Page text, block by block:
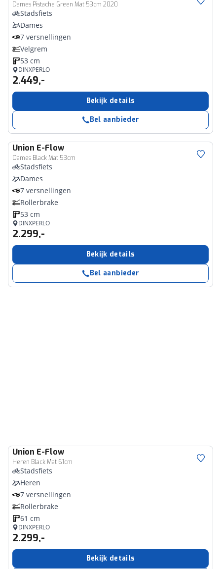
Dames Pistache Green Mat 53cm 2020
Stadsfiets
Dames
7 versnellingen
Velgrem
53 cm
DINXPERLO
2.449,-
Bekijk details
Bel aanbieder
Union E-Flow
Dames Black Mat 53cm
Stadsfiets
Dames
7 versnellingen
Rollerbrake
53 cm
DINXPERLO
2.299,-
Bekijk details
Bel aanbieder
Union E-Flow
Heren Black Mat 61cm
Stadsfiets
Heren
7 versnellingen
Rollerbrake
61 cm
DINXPERLO
2.299,-
Bekijk details